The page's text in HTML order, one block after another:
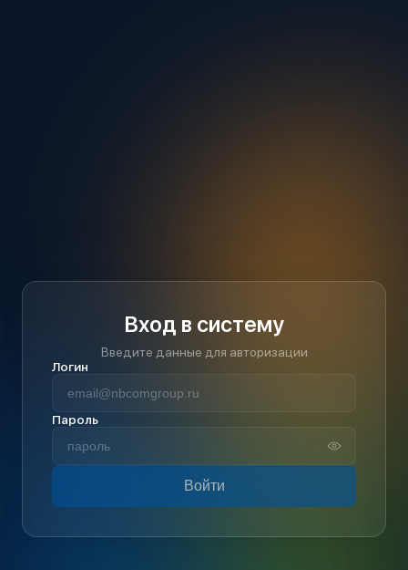
Вход в систему
Введите данные для авторизации
Логин
Пароль
Войти